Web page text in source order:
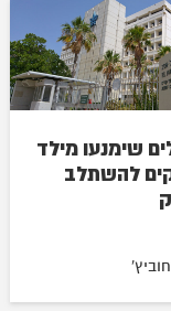
שימנעו מילד
להשתלב